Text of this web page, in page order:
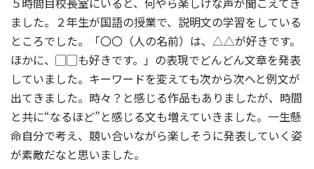
ました。２年生が国語の授業で、説明文の学習をしている
ところでした。「〇〇（人の名前）は、△△が好きです。
ほかに、▢▢も好きです。」の表現でどんどん文章を発表
していました。キーワードを変えても次から次へと例文が
出てきました。時々？と感じる作品もありましたが、時間
と共に“なるほど”と感じる文も増えていきました。一生懸
命自分で考え、競い合いながら楽しそうに発表していく姿
が素敵だなと思いました。